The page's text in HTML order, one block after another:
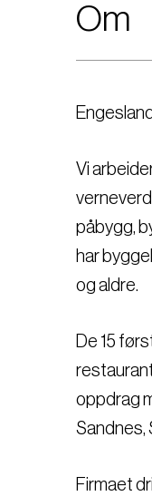
Om
Vi
påbygg,
har
og aldre.
De 15
oppdrag
Sandnes,
Firmaet